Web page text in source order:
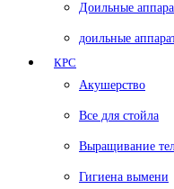
Доильные
доильные
КРС
Акушерство
Все для стойла
Выращивание
Гигиена вымени